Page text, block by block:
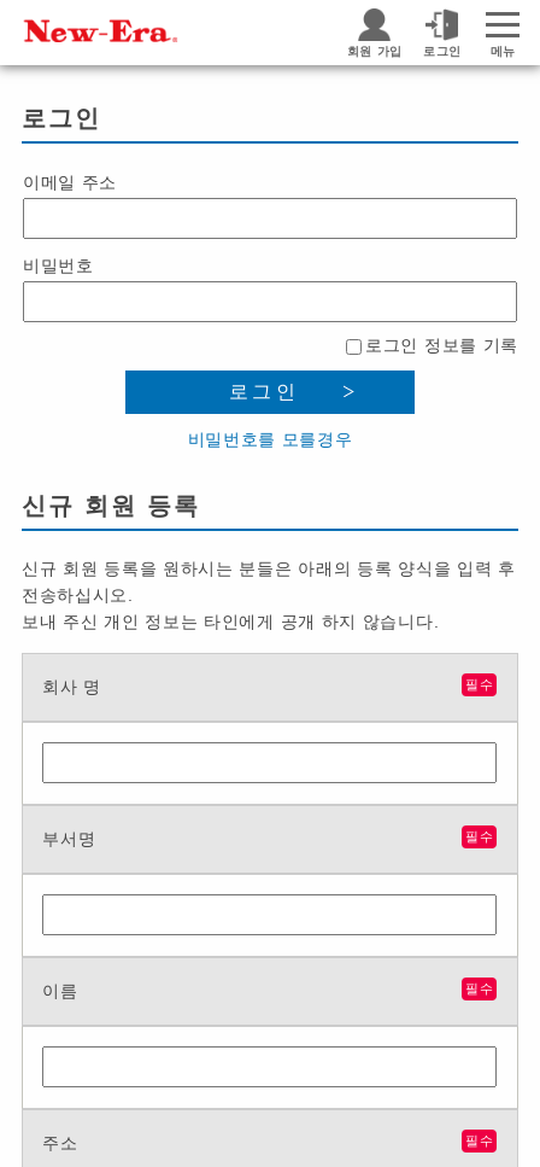
회원 가입 로그인 메뉴
로그인
이메일 주소
비밀번호
로그인 정보를 기록
로그인
비밀번호를 모를경우
신규 회원 등록
신규 회원 등록을 원하시는 분들은 아래의 등록 양식을 입력 후
전송하십시오.
보내 주신 개인 정보는 타인에게 공개 하지 않습니다.
회사 명 필수
부서명 필수
이름 필수
주소 필수